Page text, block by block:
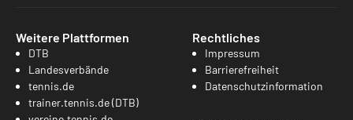
Weitere Plattformen
DTB
Landesverbände
tennis.de
trainer.tennis.de (DTB)
Rechtliches
Impressum
Barrierefreiheit
Datenschutzinformation